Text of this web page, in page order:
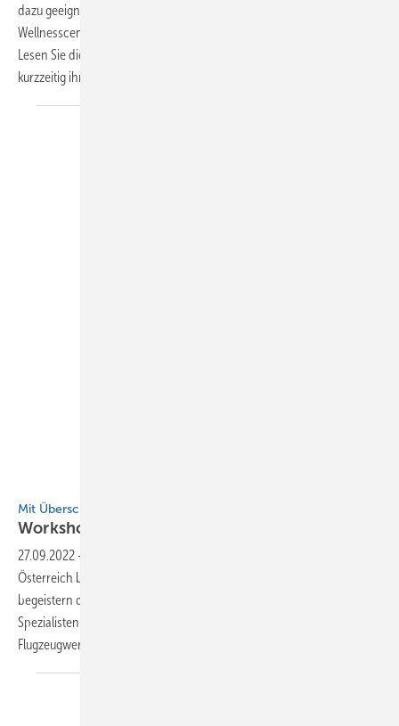
dazu geeigneten Ort? Dann ist vielleicht das in der Bretagne gelegene
Wellnesscenter Séquoia eine passende Adresse. Finden Sie es heraus.
Lesen Sie diesen Beitrag und entkommen Sie dadurch zumindest
kurzzeitig ihrer persönlichen
Mit Überschall in die Azubiwerbung
Workshopleiter baut
27.09.2022 -
Österreich bauen beeindruckende Flugzeugmodelle aus Titanzink und
begeistern damit Nachwuchs und alte Hasen. Stilecht sind die
Spezialisten im Oktober 2022 wieder im Hangar einer süddeutschen
Flugzeugwerft anzutreffen Von Andreas